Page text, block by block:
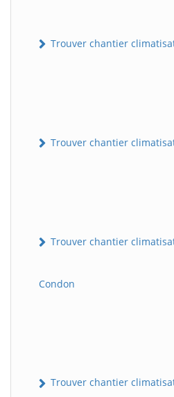
Trouver chantier
Trouver chantier
Trouver chantier
Condon
Trouver chantier